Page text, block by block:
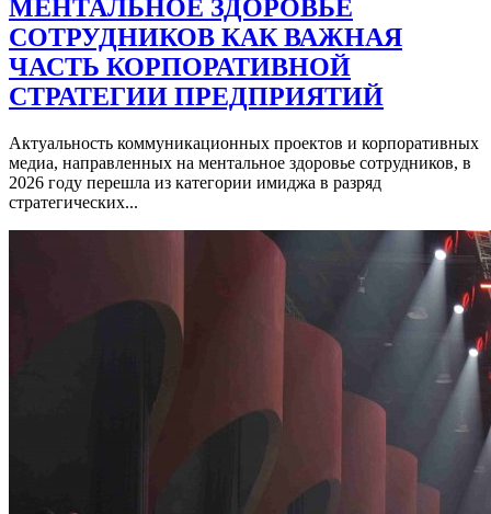
МЕНТАЛЬНОЕ ЗДОРОВЬЕ
СОТРУДНИКОВ КАК ВАЖНАЯ
ЧАСТЬ КОРПОРАТИВНОЙ
СТРАТЕГИИ ПРЕДПРИЯТИЙ
Актуальность коммуникационных проектов и корпоративных
медиа, направленных на ментальное здоровье сотрудников, в
2026 году перешла из категории имиджа в разряд
стратегических...